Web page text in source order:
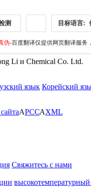
测 目标语言:
伪-百度翻译仅提供网页翻译服务